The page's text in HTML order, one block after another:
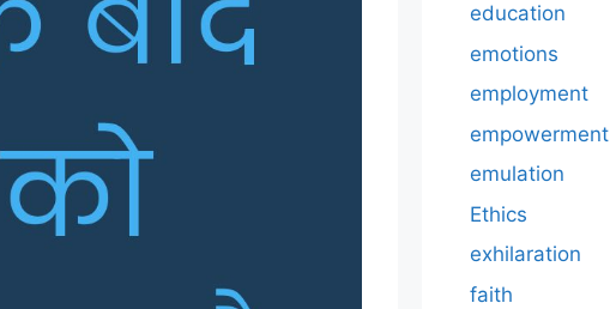
education
emotions
employment
empowerment
emulation
Ethics
exhilaration
faith